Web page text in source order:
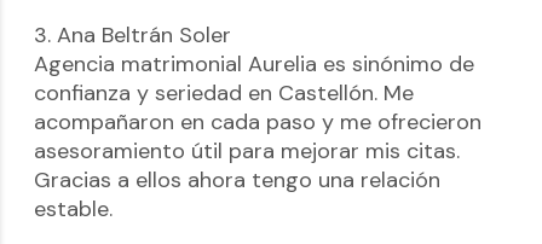
3. Ana Beltrán Soler
Agencia matrimonial Aurelia es sinónimo de
confianza y seriedad en Castellón. Me
acompañaron en cada paso y me ofrecieron
asesoramiento útil para mejorar mis citas.
Gracias a ellos ahora tengo una relación
estable.